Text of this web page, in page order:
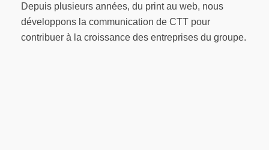
Depuis plusieurs années, du print au web, nous
développons la communication de CTT pour
contribuer à la croissance des entreprises du groupe.